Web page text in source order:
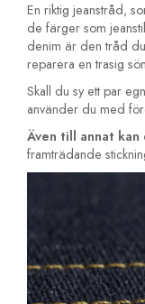
En riktig jeanstråd,
de färger som
denim är den tråd
reparera en trasig
Skall du sy ett par
använder du med
Även till annat kan
framträdande